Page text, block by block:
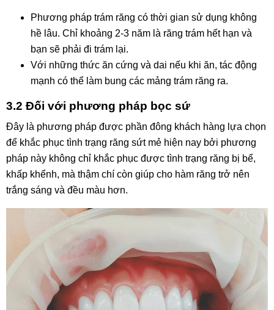
Phương pháp trám răng có thời gian sử dụng không
hề lâu. Chỉ khoảng 2-3 năm là răng trám hết hạn và
bạn sẽ phải đi trám lại.
Với những thức ăn cứng và dai nếu khi ăn, tác động
mạnh có thể làm bung các mảng trám răng ra.
3.2 Đối với phương pháp bọc sứ
Đây là phương pháp được phần đông khách hàng lựa chọn
để khắc phục tình trạng răng sứt mẻ hiện nay bởi phương
pháp này không chỉ khắc phục được tình trạng răng bị bể,
khấp khểnh, mà thậm chí còn giúp cho hàm răng trở nên
trắng sáng và đều màu hơn.